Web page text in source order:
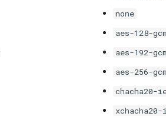
none
aes-128-
aes-192-
aes-256-
chacha20-